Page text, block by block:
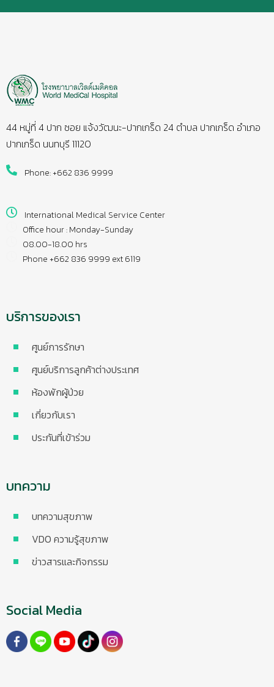
44 หมู่ที่ 4 ปาก ซอย แจ้งวัฒนะ-ปากเกร็ด 24 ตำบล ปากเกร็ด อำเภอ
ปากเกร็ด นนทบุรี 11120
Phone: +662 836 9999
International Medical Service Center
Office hour : Monday-Sunday
08.00-18.00 hrs
Phone +662 836 9999 ext 6119
บริการของเรา
ศูนย์การรักษา
ศูนย์บริการลูกค้าต่างประเทศ
ห้องพักผู้ป่วย
เกี่ยวกับเรา
ประกันที่เข้าร่วม
บทความ
บทความสุขภาพ
VDO ความรู้สุขภาพ
ข่าวสารและกิจกรรม
Social Media